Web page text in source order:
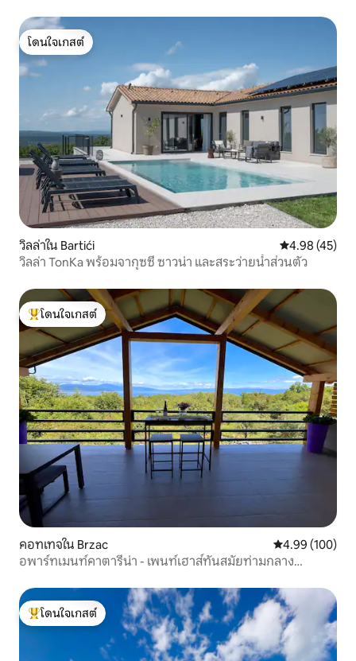
โดนใจเกสต์
โดนใจเกสต์
วิลล่าใน Bartići คะแนนเฉลี่ย
4.98 (45)
วิลล่า TonKa พร้อมจากุซซี่ ซาวน่า และสระว่ายน้ำส่วนตัว
โดนใจเกสต์ที่สุด
โดนใจเกสต์
คอทเทจใน Brzac คะแนนเฉลี่ย
4.99 (100)
อพาร์ทเมนท์คาตารีน่า - เพนท์เฮาส์ทันสมัยท่ามกลาง
โดนใจเกสต์ที่สุด
โดนใจเกสต์